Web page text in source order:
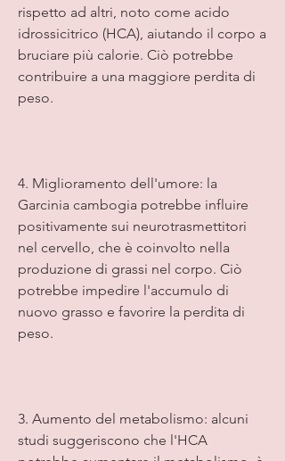
rispetto ad altri, noto come acido
idrossicitrico (HCA), aiutando il corpo a
bruciare più calorie. Ciò potrebbe
contribuire a una maggiore perdita di
peso.
4. Miglioramento dell'umore: la
Garcinia cambogia potrebbe influire
positivamente sui neurotrasmettitori
nel cervello, che è coinvolto nella
produzione di grassi nel corpo. Ciò
potrebbe impedire l'accumulo di
nuovo grasso e favorire la perdita di
peso.
3. Aumento del metabolismo: alcuni
studi suggeriscono che l'HCA